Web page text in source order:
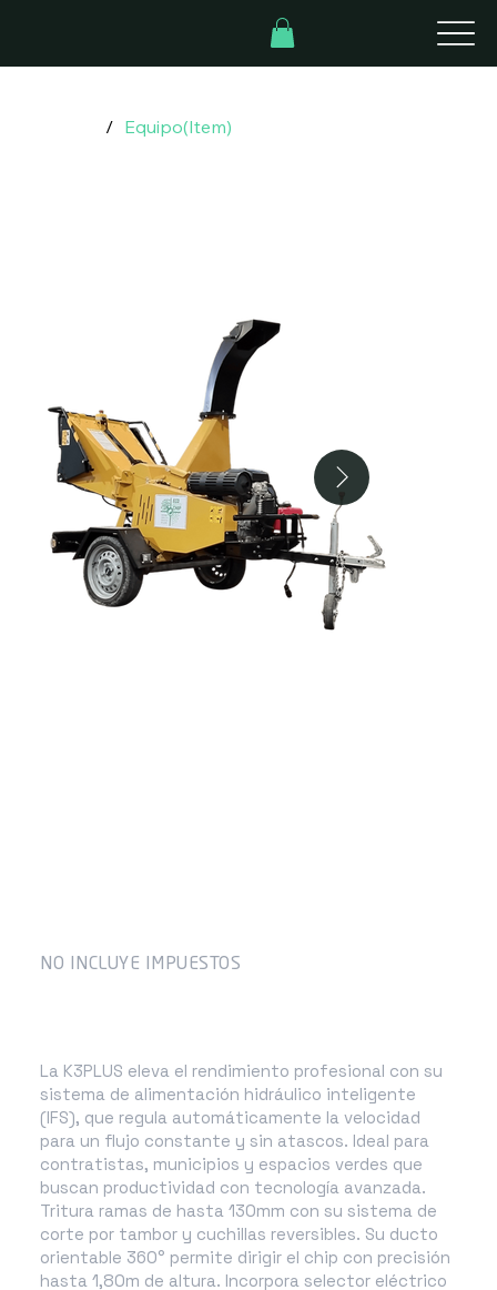
La K3PLUS eleva el rendimiento profesional con su
sistema de alimentación hidráulico inteligente
(IFS), que regula automáticamente la velocidad
para un flujo constante y sin atascos. Ideal para
contratistas, municipios y espacios verdes que
buscan productividad con tecnología avanzada.
Tritura ramas de hasta 130mm con su sistema de
corte por tambor y cuchillas reversibles. Su ducto
orientable 360° permite dirigir el chip con precisión
hasta 1,80m de altura. Incorpora selector eléctrico
NO INCLUYE IMPUESTOS
/ Equipo(Item)